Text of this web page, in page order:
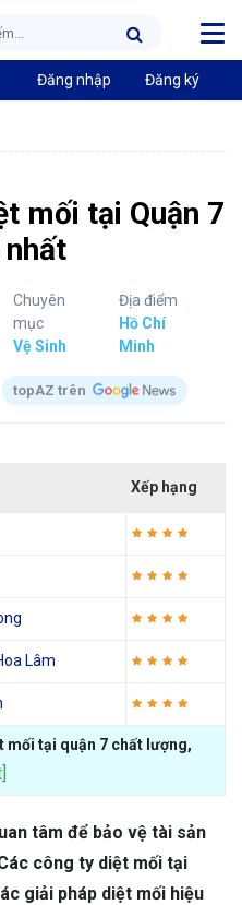
Đăng nhập Đăng ký
mối tại Quận 7
Chuyên
mục
Vệ Sinh
Địa điểm
Hồ Chí
Minh
topAZ trên
Xếp hạng
Lâm
mối tại quận 7 chất lượng,
tâm để bảo vệ tài sản
công ty diệt mối tại
giải pháp diệt mối hiệu